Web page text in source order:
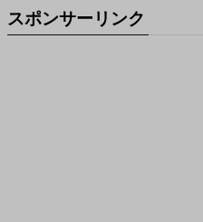
スポンサーリンク